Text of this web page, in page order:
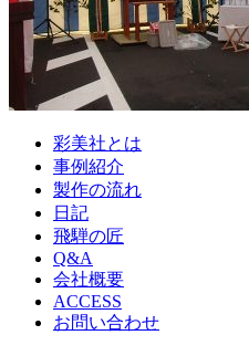
彩美社とは
事例紹介
製作の流れ
日記
飛騨の匠
Q&A
会社概要
ACCESS
お問い合わせ